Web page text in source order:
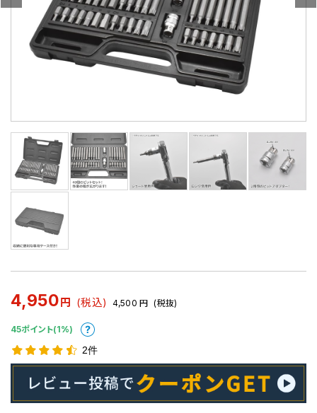
4,950 円 (税込) 4,500 円 (税抜)
45ポイント(1%)
2件